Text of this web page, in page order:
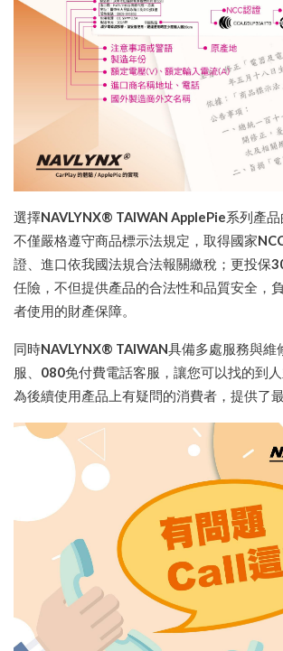
選擇NAVLYNX® TAIWAN ApplePie系列產品
不僅嚴格遵守商品標示法規定，取得國家
證、進口依我國法規合法報關繳稅；更投保
任險，不但提供產品的合法性和品質安全，
者使用的財產保障。
同時NAVLYNX® TAIWAN具備多處服務與維
服、 080免付費電話客服，讓您可以找的到
為後續使用產品上有疑問的消費者，提供了